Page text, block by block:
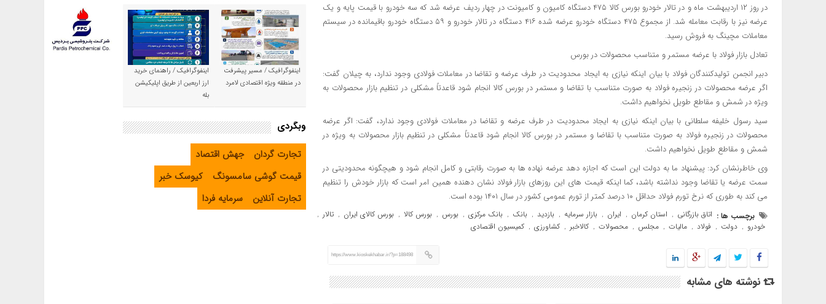
در روز ۱۲ اردیبهشت ماه و در تالار خودرو بورس کالا ۴۷۵ دستگاه کامیون و کامیونت در چهار ردیف عرضه شد که سه خودرو با قیمت پایه و یک
عرضه نیز با رقابت معامله شد. از مجموع ۴۷۵ دستگاه خودرو عرضه شده ۴۱۶ دستگاه در تالار خودرو و ۵۹ دستگاه خودرو باقیمانده در سیستم
معاملات مچینگ به فروش رسید.
تعادل بازار فولاد با عرضه مستمر و متناسب محصولات در بورس
دبیر انجمن تولیدکنندگان فولاد با بیان اینکه نیازی به ایجاد محدودیت در طرف عرضه و تقاضا در معاملات فولادی وجود ندارد، به چیلان گفت:
اگر عرضه محصولات در زنجیره فولاد به صورت متناسب با تقاضا و مستمر در بورس کالا انجام شود قاعدتاً مشکلی در تنظیم بازار محصولات به
ویژه در شمش و مقاطع طویل نخواهیم داشت.
سید رسول خلیفه سلطانی با بیان اینکه نیازی به ایجاد محدودیت در طرف عرضه و تقاضا در معاملات فولادی وجود ندارد، گفت: اگر عرضه
محصولات در زنجیره فولاد به صورت متناسب با تقاضا و مستمر در بورس کالا انجام شود قاعدتاً مشکلی در تنظیم بازار محصولات به ویژه در
شمش و مقاطع طویل نخواهیم داشت.
وی خاطرنشان کرد: پیشنهاد ما به دولت این است که اجازه دهد عرضه نهاده ها به صورت رقابتی و کامل انجام شود و هیچگونه محدودیتی در
سمت عرضه یا تقاضا وجود نداشته باشد، کما اینکه قیمت های این روزهای بازار فولاد نشان دهنده همین امر است که بازار خودش را تنظیم
می کند به طوری که نرخ تورم فولاد حداقل ۱۰ درصد کمتر از تورم عمومی کشور در سال ۱۴۰۱ بوده است.
برچسب ها : اتاق بازرگانی , استان کرمان , ایران , بازار سرمایه , بازدید , بانک , بانک مرکزی , بورس , بورس کالا , بورس کالای ایران , تالار ,
خودرو , دولت , فولاد , مالیات , مجلس , محصولات , کالاخبر , کشاورزی , کمیسیون اقتصادی
https://www.kioskekhabar.ir/?p=188498
نوشته های مشابه
اینفوگرافیک / مسیر پیشرفت
در منطقه ویژه اقتصادی لامرد
اینفوگرافیک / راهنمای خرید
ارز اربعین از طریق اپلیکیشن
بله
وبگردی
تجارت گردان
جهش اقتصاد
قیمت گوشی سامسونگ
کیوسک خبر
تجارت آنلاین
سرمایه فردا